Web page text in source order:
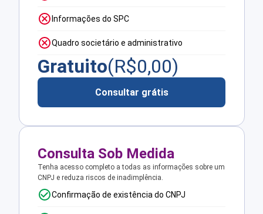
Informações do SPC
Quadro societário e administrativo
Gratuito(R$0,00)
Consultar grátis
Consulta Sob Medida
Tenha acesso completo a todas as informações sobre um
CNPJ e reduza riscos de inadimplência.
Confirmação de existência do CNPJ